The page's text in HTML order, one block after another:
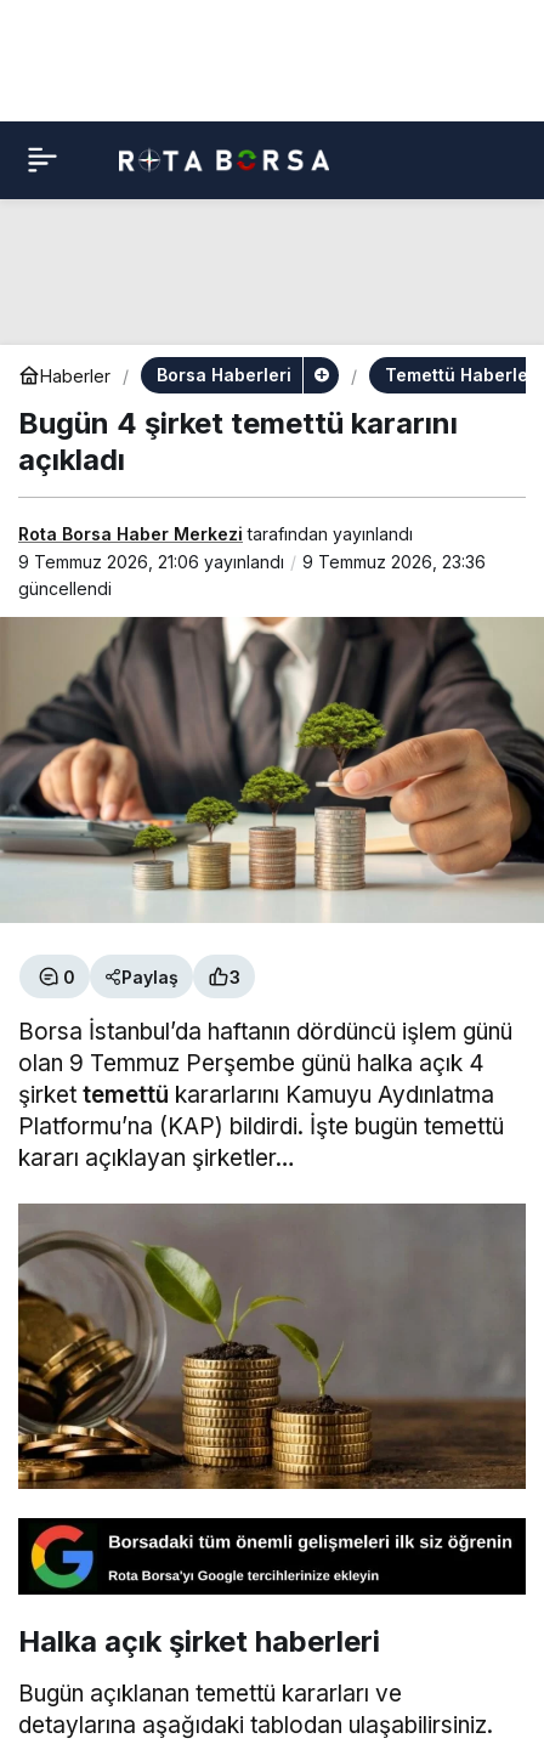
Haberler Borsa Haberleri Temettü Haberleri
Bugün 4 şirket temettü kararını
açıkladı
Rota Borsa Haber Merkezi tarafından yayınlandı
9 Temmuz 2026, 21:06 yayınlandı
9 Temmuz 2026, 23:36
güncellendi
0 Paylaş 3
Borsa İstanbul’da haftanın dördüncü işlem günü
olan 9 Temmuz Perşembe günü halka açık 4
şirkettemettü kararlarını Kamuyu Aydınlatma
Platformu’na (KAP) bildirdi. İşte bugün temettü
kararı açıklayan şirketler…
Halka açık şirket haberleri
Bugün açıklanan temettü kararları ve
detaylarına aşağıdaki tablodan ulaşabilirsiniz.